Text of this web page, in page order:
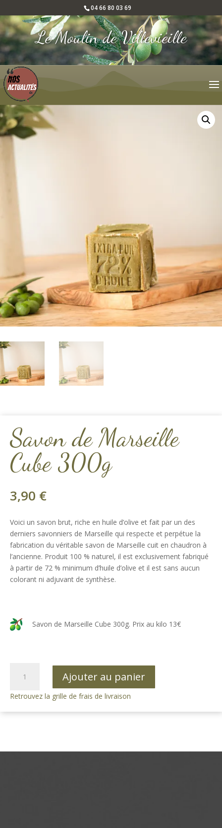
04 66 80 03 69
Le Moulin de Villevieille
Savon de Marseille
Cube 300g
3,90 €
Voici un savon brut, riche en huile d’olive et fait par un des
derniers savonniers de Marseille qui respecte et perpétue la
fabrication du véritable savon de Marseille cuit en chaudron à
l’ancienne. Produit 100 % naturel, il est exclusivement fabriqué
à partir de 72 % minimum d’huile d’olive et il est sans aucun
colorant ni adjuvant de synthèse.
Savon de Marseille Cube 300g. Prix au kilo 13€
Marseille
Ajouter au panier
Retrouvez la grille de frais de livraison